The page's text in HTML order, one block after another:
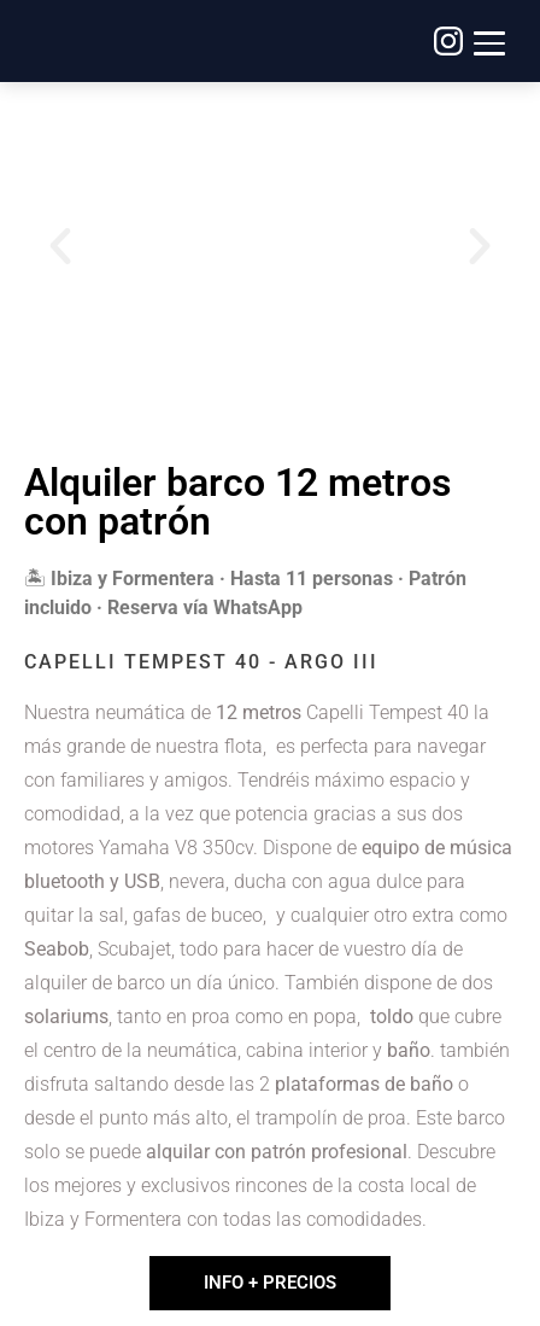
Alquiler barco 12 metros
con patrón
🏝️ Ibiza y Formentera · Hasta 11 personas · Patrón
incluido · Reserva vía WhatsApp
CAPELLI TEMPEST 40 - ARGO III
Nuestra neumática de 12 metros Capelli Tempest 40 la
más grande de nuestra flota, es perfecta para navegar
con familiares y amigos. Tendréis máximo espacio y
comodidad, a la vez que potencia gracias a sus dos
motores Yamaha V8 350cv. Dispone de equipo de música
bluetooth y USB, nevera, ducha con agua dulce para
quitar la sal, gafas de buceo, y cualquier otro extra como
Seabob, Scubajet, todo para hacer de vuestro día de
alquiler de barco un día único. También dispone de dos
solariums, tanto en proa como en popa, toldo que cubre
el centro de la neumática, cabina interior y baño. también
disfruta saltando desde las 2 plataformas de baño o
desde el punto más alto, el trampolín de proa. Este barco
solo se puede alquilar con patrón profesional . Descubre
los mejores y exclusivos rincones de la costa local de
Ibiza y Formentera con todas las comodidades.
INFO + PRECIOS